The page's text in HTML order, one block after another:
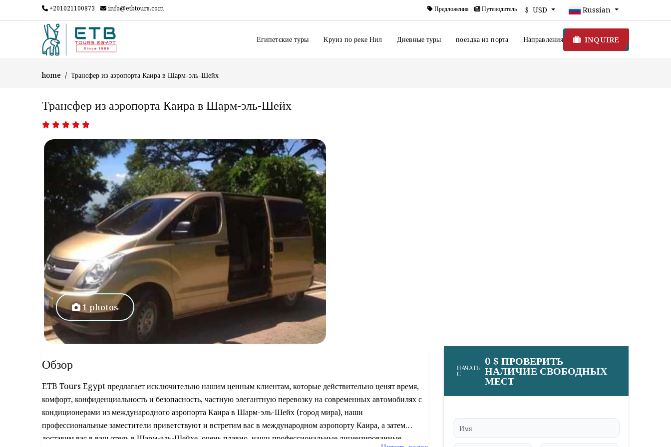
+201021100873 info@etbtours.com Предложения Путеводитель $ USD Russian
Египетские туры Круиз по реке Нил Дневные туры поездка из порта Направления INQUIRE
home Трансфер из аэропорта Каира в Шарм-эль-Шейх
Трансфер из аэропорта Каира в Шарм-эль-Шейх
1 photos
Обзор
ETB Tours Egypt предлагает исключительно нашим ценным клиентам, которые действительно ценят время,
комфорт, конфиденциальность и безопасность, частную элегантную перевозку на современных автомобилях с
кондиционерами из международного аэропорта Каира в Шарм-эль-Шейх (город мира), наши
профессиональные заместители приветствуют и встретим вас в международном аэропорту Каира, а затем
доставим вас в ваш отель в Шарм-эль-Шейхе, очень плавно, наши профессиональные лицензированные
НАЧАТЬ
С
0 $ ПРОВЕРИТЬ
НАЛИЧИЕ СВОБОДНЫХ
МЕСТ